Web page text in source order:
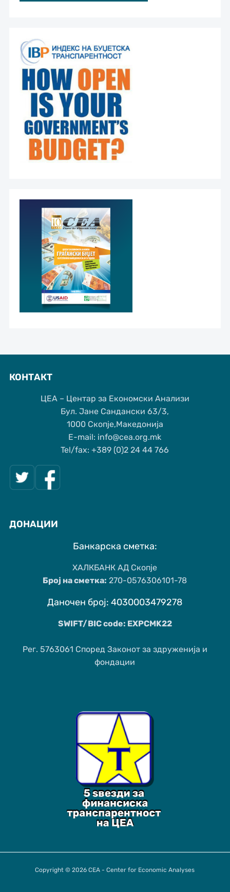
КОНТАКТ
ЦЕА – Центар за Економски Анализи
Бул. Јане Сандански 63/3,
1000 Скопје,Македонија
Е-mail: info@cea.org.mk
Tel/fax: +389 (0)2 24 44 766
ДОНАЦИИ
Банкарска сметка:
ХАЛКБАНК АД Скопје
Број на сметка: 270-0576306101-78
Даночен број: 4030003479278
SWIFT/BIC code: EXPCMK22
Рег. 5763061 Според Законот за здруженија и
фондации
Copyright © 2026 CEA - Center for Economic Analyses